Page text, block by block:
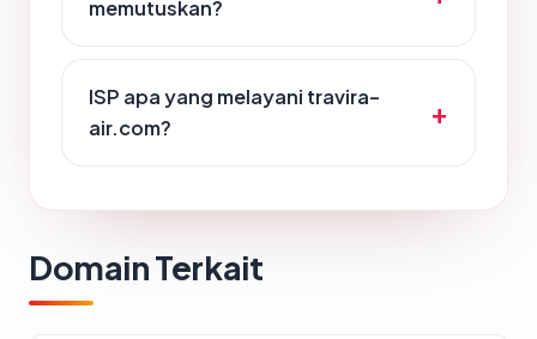
memutuskan?
ISP apa yang melayani travira-
air.com?
Domain Terkait